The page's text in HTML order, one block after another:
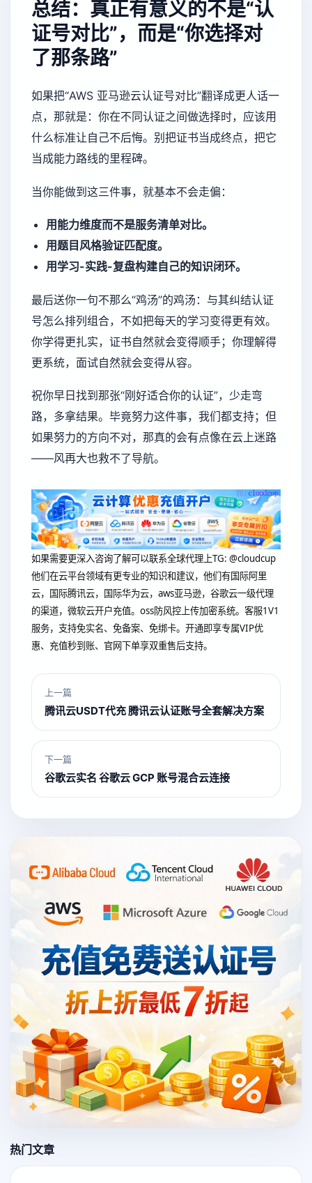
总结：真正有意义的不是“认
证号对比”，而是“你选择对
了那条路”
如果把“AWS 亚马逊云认证号对比”翻译成更人话一
点，那就是：你在不同认证之间做选择时，应该用
什么标准让自己不后悔。别把证书当成终点，把它
当成能力路线的里程碑。
当你能做到这三件事，就基本不会走偏：
用能力维度而不是服务清单对比。
用题目风格验证匹配度。
用学习-实践-复盘构建自己的知识闭环。
最后送你一句不那么“鸡汤”的鸡汤：与其纠结认证
号怎么排列组合，不如把每天的学习变得更有效。
你学得更扎实，证书自然就会变得顺手；你理解得
更系统，面试自然就会变得从容。
祝你早日找到那张“刚好适合你的认证”，少走弯
路，多拿结果。毕竟努力这件事，我们都支持；但
如果努力的方向不对，那真的会有点像在云上迷路
——风再大也救不了导航。
如果需要更深入咨询了解可以联系全球代理上TG: @cloudcup
他们在云平台领域有更专业的知识和建议，他们有国际阿里
云，国际腾讯云，国际华为云，aws亚马逊，谷歌云一级代理
的渠道，微软云开户充值。oss防风控上传加密系统。客服1V1
服务，支持免实名、免备案、免绑卡。开通即享专属VIP优
惠、充值秒到账、官网下单享双重售后支持。
上一篇
腾讯云USDT代充 腾讯云认证账号全套解决方案
下一篇
谷歌云实名 谷歌云 GCP 账号混合云连接
热门文章